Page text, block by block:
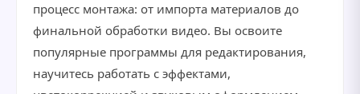
процесс монтажа: от импорта материалов до
финальной обработки видео. Вы освоите
популярные программы для редактирования,
научитесь работать с эффектами,